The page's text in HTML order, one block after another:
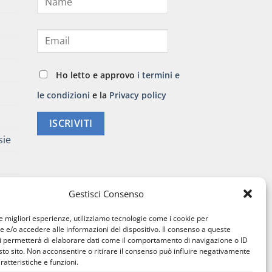
Gestisci Consenso
migliori esperienze, utilizziamo tecnologie come i cookie per
e/o accedere alle informazioni del dispositivo. Il consenso a queste
permetterà di elaborare dati come il comportamento di navigazione o ID
sito. Non acconsentire o ritirare il consenso può influire negativamente
e funzioni.
Ho letto e approvo i termini e
le condizioni e la Privacy policy
ISCRIVITI